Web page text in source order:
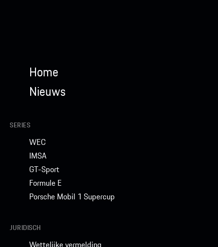
Home
Nieuws
SERIES
WEC
IMSA
GT-Sport
Formule E
Porsche Mobil 1 Supercup
JURIDISCH
Wettelijke vermelding